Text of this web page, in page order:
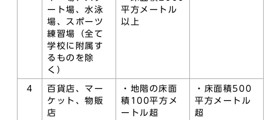
ート場、水泳
場、スポーツ
練習場（全て
学校に附属す
るものを除
く）
平方メートル
以上
4
百貨店、マー
ケット、物販
店
・地階の床面
積100平方メ
ートル超
・床面積500
平方メートル
超